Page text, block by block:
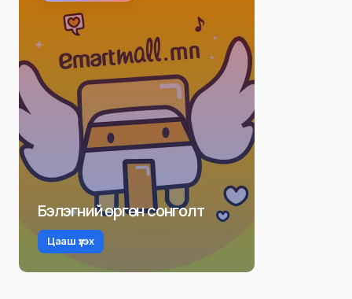
Бэлэгний өргөн сонголт
Цааш үзэх